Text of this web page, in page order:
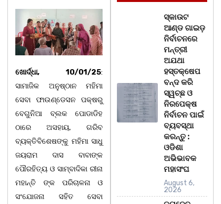
ଖୋର୍ଦ୍ଧା, 10/01/25:
ସାମାଜିକ ଅନୁଷ୍ଠାନ ମହିମା
ସେବା ଫାଉଣ୍ଡେସନ ପକ୍ଷରୁ
ବେଗୁନିଆ ବ୍ଲକ ପୋଡାଡିହ
ଠାରେ ଅସହାୟ, ଗରିବ
ବ୍ୟକ୍ତିବିଶେଷଙ୍କୁ ମହିମା ସାଧୁ
ଜୟରାମ ଦାସ ବାବାଙ୍କ
ପୌରହିତ୍ୟ ଓ ସାମ୍ବାଦିକା ରୀନା
ମହାନ୍ତି ଙ୍କ ପରିଚାଳନା ଓ
ସଂଯୋଜନା ସହିତ ସେବା
ସ୍କାଉଟ
ଆଣ୍ଡ ଗାଇଡ଼
ନିର୍ବାଚନରେ
ମନ୍ତ୍ରୀ
ଅଯଥା
ହସ୍ତକ୍ଷେପ
ବନ୍ଦ କରି
ସ୍ୱଚ୍ଛ ଓ
ନିରପେକ୍ଷ
ନିର୍ବାଚନ ପାଇଁ
ବ୍ୟବସ୍ଥା
କରନ୍ତୁ :
ଓଡିଶା
ଅଭିଭାବକ
ମହାସଂଘ
August 6,
2026